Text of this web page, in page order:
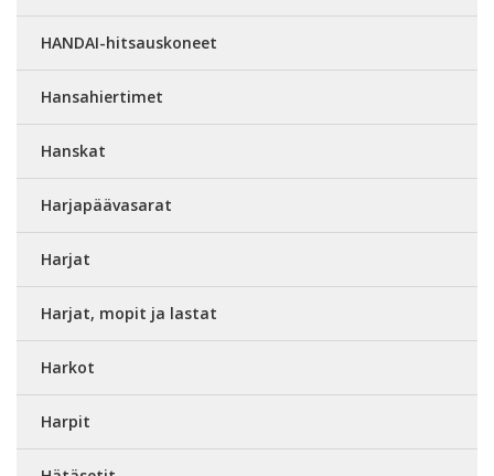
HANDAI-hitsauskoneet
Hansahiertimet
Hanskat
Harjapäävasarat
Harjat
Harjat, mopit ja lastat
Harkot
Harpit